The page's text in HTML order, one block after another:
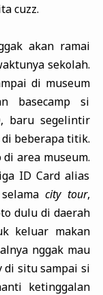
cuzz.
akan ramai
sekolah.
di museum
basecamp si
baru segelintir
beberapa titik.
area museum.
ID Card alias
city tour,
dulu di daerah
keluar makan
nggak mau
di situ sampai si
ketinggalan